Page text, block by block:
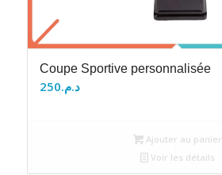
Coupe Sportive personnalisée
د.م.250
Ajouter au panier
Voir les détails